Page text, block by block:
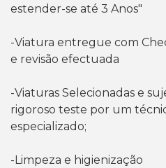
estender-se até 3 Anos"
-Viatura entregue com
e revisão efectuada
-Viaturas Selecionadas e
rigoroso teste por um
especializado;
-Limpeza e higienização